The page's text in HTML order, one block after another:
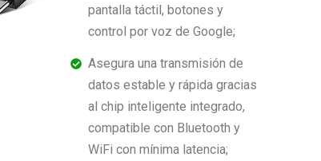
pantalla táctil, botones y
control por voz de Google;
Asegura una transmisión de
datos estable y rápida gracias
al chip inteligente integrado,
compatible con Bluetooth y
WiFi con mínima latencia;